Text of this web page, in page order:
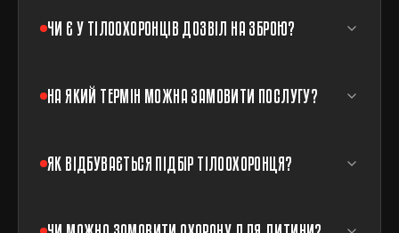
ЧИ Є У ТІЛООХОРОНЦІВ ДОЗВІЛ НА ЗБРОЮ?
НА ЯКИЙ ТЕРМІН МОЖНА ЗАМОВИТИ ПОСЛУГУ?
ЯК ВІДБУВАЄТЬСЯ ПІДБІР ТІЛООХОРОНЦЯ?